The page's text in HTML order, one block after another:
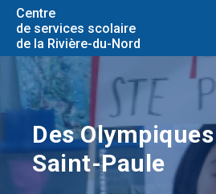
Centre
de services scolaire
de la Rivière-du-Nord
Des
Saint-Paule